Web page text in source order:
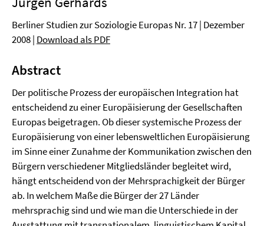
Berliner Studien zur Soziologie Europas Nr. 17 | Dezember
2008 | Download als PDF
Abstract
Der politische Prozess der europäischen Integration hat
entscheidend zu einer Europäisierung der Gesellschaften
Europas beigetragen. Ob dieser systemische Prozess der
Europäisierung von einer lebensweltlichen Europäisierung
im Sinne einer Zunahme der Kommunikation zwischen den
Bürgern verschiedener Mitgliedsländer begleitet wird,
hängt entscheidend von der Mehrsprachigkeit der Bürger
ab. In welchem Maße die Bürger der 27 Länder
mehrsprachig sind und wie man die Unterschiede in der